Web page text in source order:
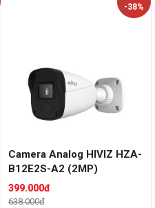
-38%
Camera Analog HIVIZ HZA-
B12E2S-A2 (2MP)
399.000đ
638.000đ